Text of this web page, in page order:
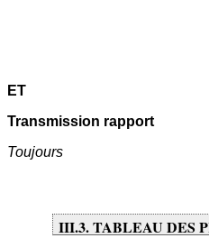
ET
Transmission rapport
Toujours
III.3. TABLEAU DES